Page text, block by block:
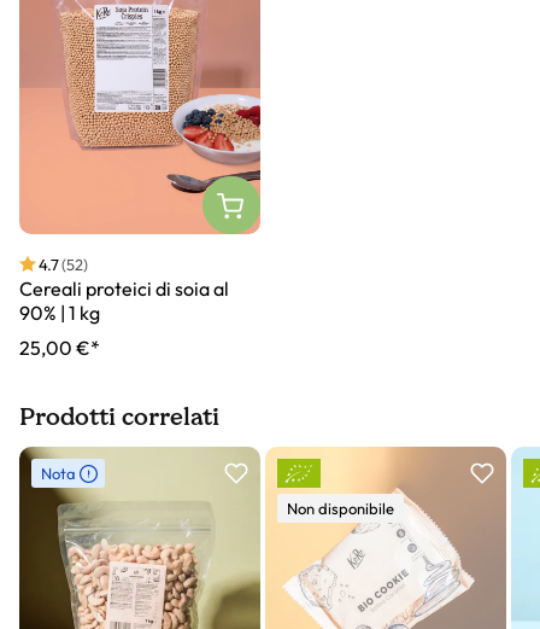
4.7(52)
Cereali proteici di soia al
90% | 1 kg
25,00 €*
Prodotti correlati
Slider prodotto
Nota
Non disponibile